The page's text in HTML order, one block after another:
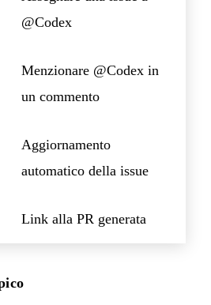
@Codex
Menzionare @Codex in
un commento
Aggiornamento
automatico della issue
Link alla PR generata